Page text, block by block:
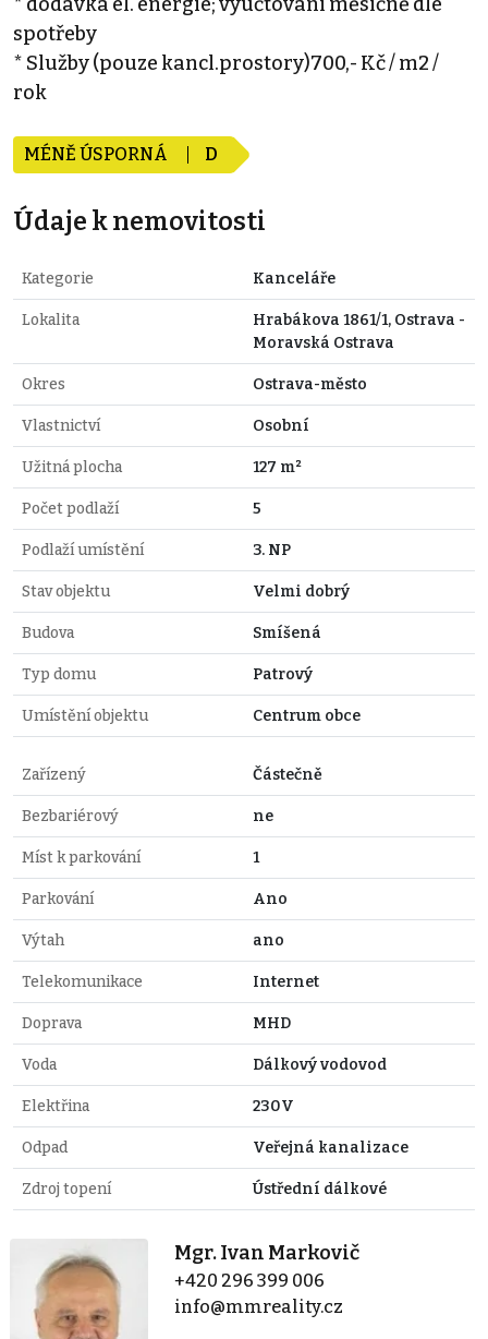
spotřeby
* Služby (pouze kancl.prostory)700,- Kč / m2 /
rok
MÉNĚ ÚSPORNÁ D
Údaje k nemovitosti
Kategorie Kanceláře
Lokalita
Hrabákova 1861/1, Ostrava -
Moravská Ostrava
Okres Ostrava-město
Vlastnictví Osobní
Užitná plocha 127 m²
Počet podlaží 5
Podlaží umístění 3. NP
Stav objektu Velmi dobrý
Budova Smíšená
Typ domu Patrový
Umístění objektu Centrum obce
Zařízený Částečně
Bezbariérový ne
Míst k parkování 1
Parkování Ano
Výtah ano
Telekomunikace Internet
Doprava MHD
Voda Dálkový vodovod
Elektřina 230V
Odpad Veřejná kanalizace
Zdroj topení Ústřední dálkové
Mgr. Ivan Markovič
+420 296 399 006
info@mmreality.cz